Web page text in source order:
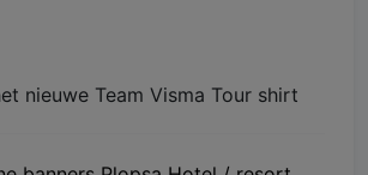
nieuwe Team Visma Tour shirt